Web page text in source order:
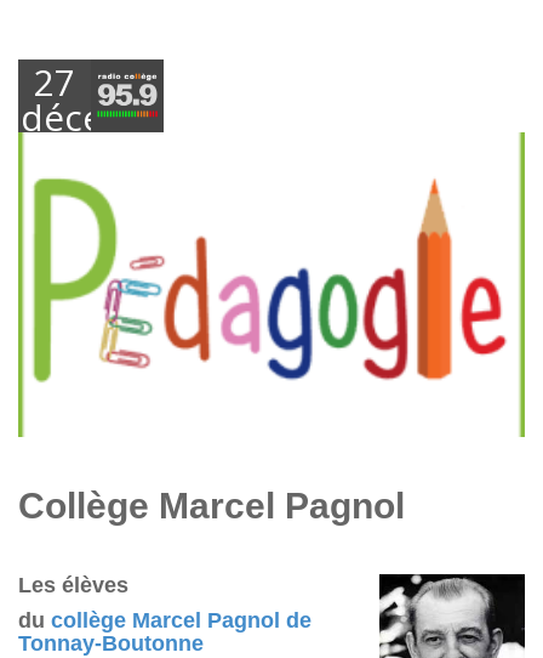
27
décembre
Collège Marcel Pagnol
Les élèves
du collège Marcel Pagnol de
Tonnay-Boutonne